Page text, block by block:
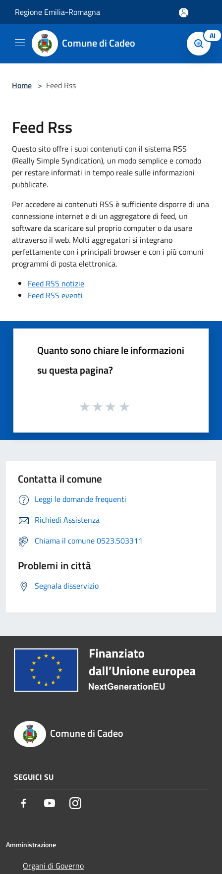
Regione Emilia-Romagna
Comune di Cadeo AI
Home > Feed Rss
Feed Rss
Questo sito offre i suoi contenuti con il sistema RSS
(Really Simple Syndication), un modo semplice e comodo
per restare informati in tempo reale sulle informazioni
pubblicate.
Per accedere ai contenuti RSS è sufficiente disporre di una
connessione internet e di un aggregatore di feed, un
software da scaricare sul proprio computer o da usare
attraverso il web. Molti aggregatori si integrano
perfettamente con i principali browser e con i più comuni
programmi di posta elettronica.
Feed RSS notizie
Feed RSS eventi
Quanto sono chiare le informazioni
su questa pagina?
Contatta il comune
Leggi le domande frequenti
Richiedi Assistenza
Chiama il comune 0523.503311
Problemi in città
Segnala disservizio
Comune di Cadeo
SEGUICI SU
Facebook YoutubeInstagram
Amministrazione
Organi di Governo